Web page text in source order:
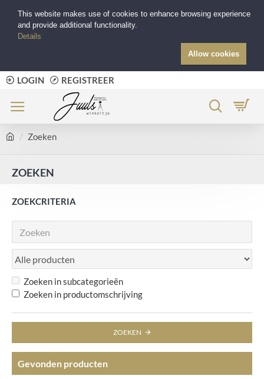
LOGIN REGISTREER
Zoeken
ZOEKEN
ZOEKCRITERIA
Zoeken in subcategorieën
Zoeken in productomschrijving
ZOEKEN
Gevonden producten
This website makes use of cookies to enhance browsing experience
and provide additional functionality.
Details
Allow cookies